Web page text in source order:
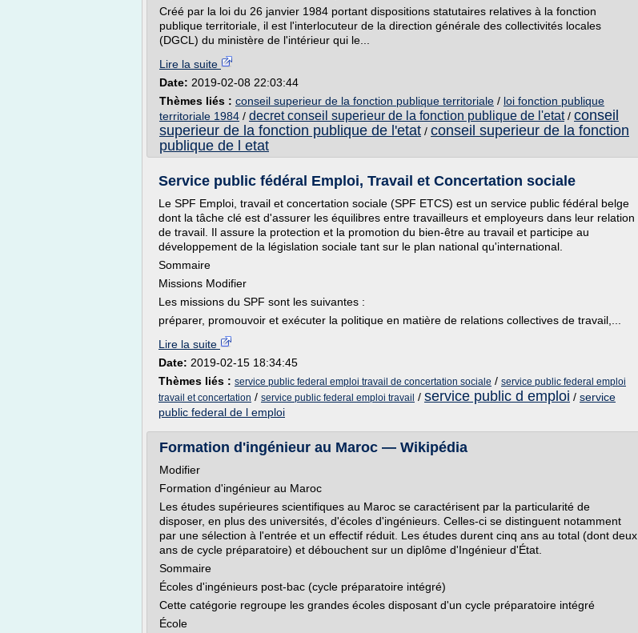
Créé par la loi du 26 janvier 1984 portant dispositions statutaires relatives à la fonction
publique territoriale, il est l'interlocuteur de la direction générale des collectivités locales
(DGCL) du ministère de l'intérieur qui le...
Lire la suite
Date: 2019-02-08 22:03:44
Thèmes liés : conseil superieur de la fonction publique territoriale / loi fonction publique
territoriale 1984 / decret conseil superieur de la fonction publique de l'etat/ conseil
superieur de la fonction publique de l'etat / conseil superieur de la fonction
publique de l etat
Service public fédéral Emploi, Travail et Concertation sociale
Le SPF Emploi, travail et concertation sociale (SPF ETCS) est un service public fédéral belge
dont la tâche clé est d'assurer les équilibres entre travailleurs et employeurs dans leur relation
de travail. Il assure la protection et la promotion du bien-être au travail et participe au
développement de la législation sociale tant sur le plan national qu'international.
Sommaire
Missions Modifier
Les missions du SPF sont les suivantes :
préparer, promouvoir et exécuter la politique en matière de relations collectives de travail,...
Lire la suite
Date: 2019-02-15 18:34:45
Thèmes liés : service public federal emploi travail de concertation sociale / service public federal emploi
travail et concertation / service public federal emploi travail / service public d emploi / service
public federal de l emploi
Formation d'ingénieur au Maroc — Wikipédia
Modifier
Formation d'ingénieur au Maroc
Les études supérieures scientifiques au Maroc se caractérisent par la particularité de
disposer, en plus des universités, d'écoles d'ingénieurs. Celles-ci se distinguent notamment
par une sélection à l'entrée et un effectif réduit. Les études durent cinq ans au total (dont deux
ans de cycle préparatoire) et débouchent sur un diplôme d'Ingénieur d'État.
Sommaire
Écoles d'ingénieurs post-bac (cycle préparatoire intégré)
Cette catégorie regroupe les grandes écoles disposant d'un cycle préparatoire intégré
École